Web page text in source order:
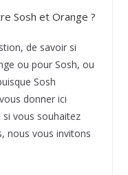
Sosh et Orange ?
de savoir si
ou pour Sosh, ou
Sosh
donner ici
vous souhaitez
nous vous invitons